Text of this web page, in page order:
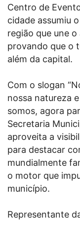
Centro de
cidade assumiu
região que une
provando que o
além da capital.
Com o slogan
nossa natureza
somos, agora
Secretaria
aproveita a
para destacar
mundialmente
o motor que
município.
Representante